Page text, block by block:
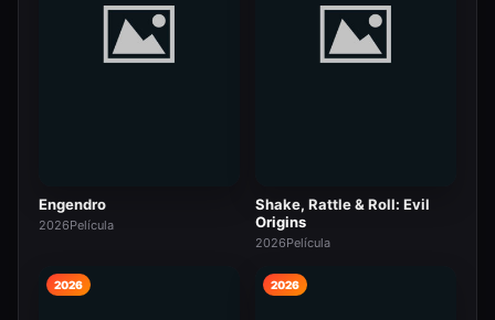
Engendro
2026Película
Shake, Rattle & Roll: Evil
Origins
2026Película
2026 2026